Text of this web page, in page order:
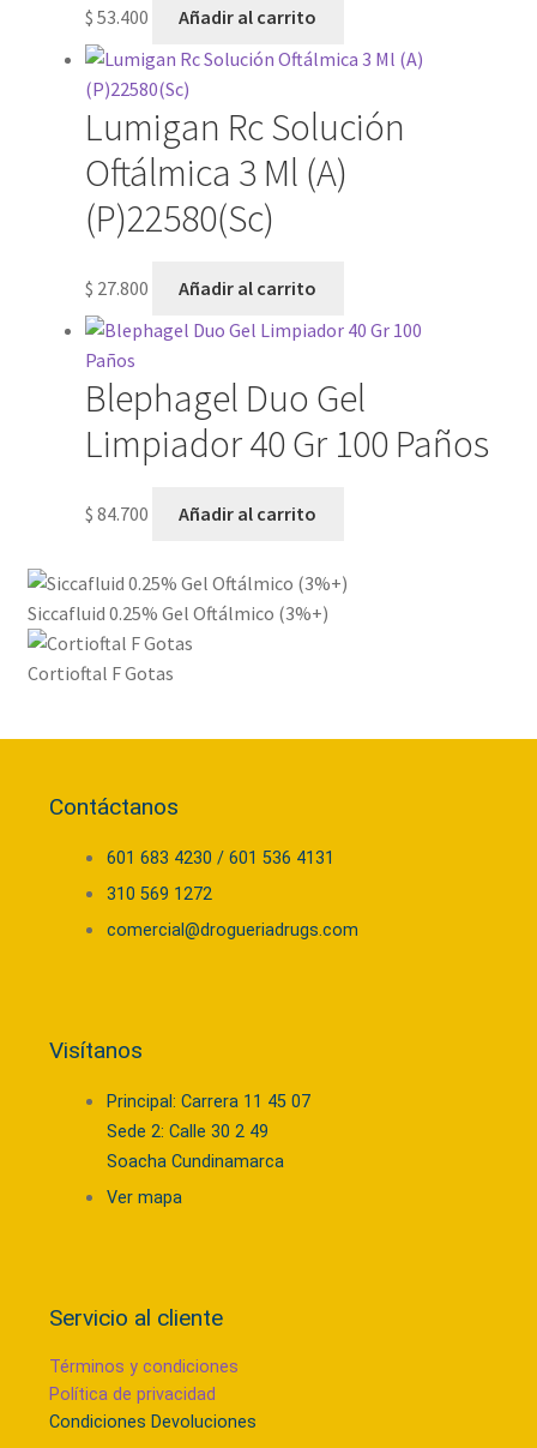
$ 53.400 Añadir al carrito
Lumigan Rc Solución
Oftálmica 3 Ml (A)
(P)22580(Sc)
$ 27.800 Añadir al carrito
Blephagel Duo Gel
Limpiador 40 Gr 100 Paños
$ 84.700 Añadir al carrito
Siccafluid 0.25% Gel Oftálmico (3%+)
Cortioftal F Gotas
Contáctanos
601 683 4230 / 601 536 4131
310 569 1272
comercial@drogueriadrugs.com
Visítanos
Principal: Carrera 11 45 07
Sede 2: Calle 30 2 49
Soacha Cundinamarca
Ver mapa
Servicio al cliente
Términos y condiciones
Política de privacidad
Condiciones Devoluciones